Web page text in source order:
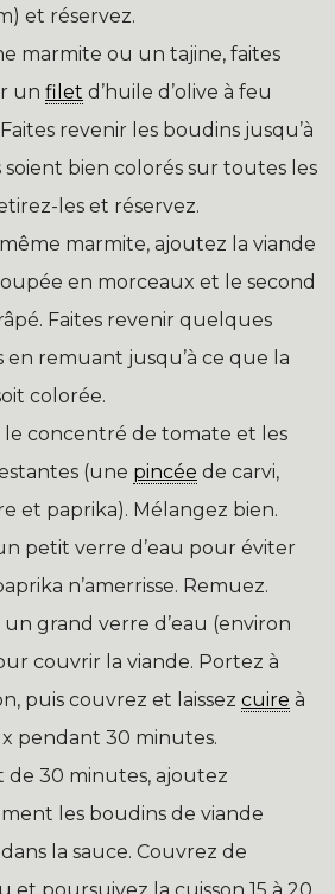
et réservez.
marmite ou un tajine, faites
un filet d’huile d’olive à feu
revenir les boudins jusqu’à
soient bien colorés sur toutes les
les et réservez.
même marmite, ajoutez la viande
en morceaux et le second
Faites revenir quelques
en remuant jusqu’à ce que la
colorée.
concentré de tomate et les
(une pincée de carvi,
et paprika). Mélangez bien.
petit verre d’eau pour éviter
n’amerrisse. Remuez.
grand verre d’eau (environ
couvrir la viande. Portez à
puis couvrez et laissez cuire à
pendant 30 minutes.
de 30 minutes, ajoutez
les boudins de viande
la sauce. Couvrez de